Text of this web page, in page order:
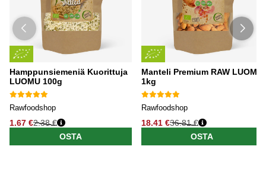
Hamppunsiemeniä Kuorittuja
LUOMU 100g
Rawfoodshop
1.67 €2.38 €
OSTA
Manteli Premium RAW LUOMU
1kg
Rawfoodshop
18.41 €36.81 €
OSTA